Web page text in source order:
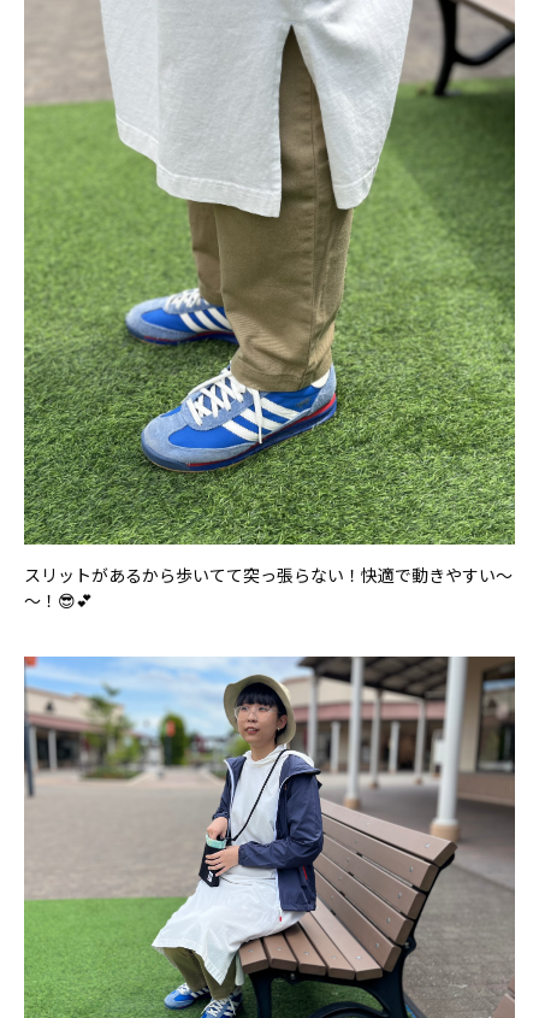
スリットがあるから歩いてて突っ張らない！快適で動きやすい～
～！😎💕